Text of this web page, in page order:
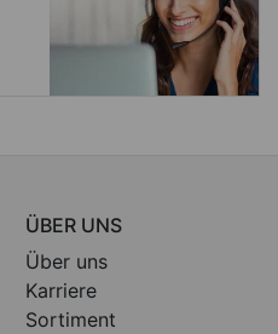
ÜBER UNS
Über uns
Karriere
Sortiment